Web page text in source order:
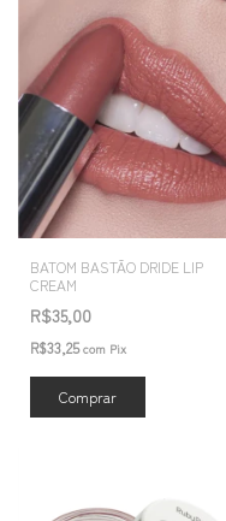
BATOM BASTÃO DRIDE LIP
CREAM
R$35,00
R$33,25com Pix
Comprar